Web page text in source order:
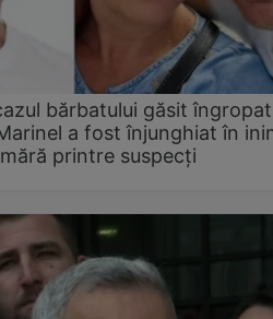
bărbatului găsit
a fost înjunghiat în
printre suspecți